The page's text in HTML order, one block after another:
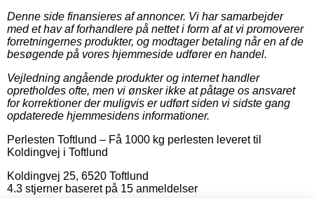
Denne side finansieres af annoncer. Vi har samarbejder
med et hav af forhandlere på nettet i form af at vi promoverer
forretningernes produkter, og modtager betaling når en af de
besøgende på vores hjemmeside udfører en handel.
Vejledning angående produkter og internet handler
opretholdes ofte, men vi ønsker ikke at påtage os ansvaret
for korrektioner der muligvis er udført siden vi sidste gang
opdaterede hjemmesidens informationer.
Perlesten Toftlund – Få 1000 kg perlesten leveret til
Koldingvej i Toftlund
Koldingvej 25, 6520 Toftlund
4.3 stjerner baseret på 15 anmeldelser